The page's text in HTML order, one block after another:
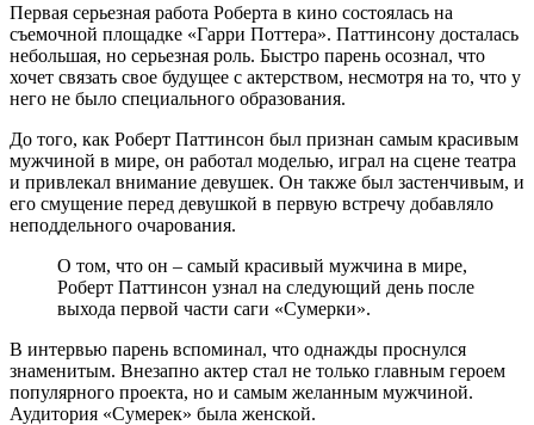
Первая серьезная работа Роберта в кино состоялась на
съемочной площадке «Гарри Поттера». Паттинсону досталась
небольшая, но серьезная роль. Быстро парень осознал, что
хочет связать свое будущее с актерством, несмотря на то, что у
него не было специального образования.
До того, как Роберт Паттинсон был признан самым красивым
мужчиной в мире, он работал моделью, играл на сцене театра
и привлекал внимание девушек. Он также был застенчивым, и
его смущение перед девушкой в первую встречу добавляло
неподдельного очарования.
О том, что он – самый красивый мужчина в мире,
Роберт Паттинсон узнал на следующий день после
выхода первой части саги «Сумерки».
В интервью парень вспоминал, что однажды проснулся
знаменитым. Внезапно актер стал не только главным героем
популярного проекта, но и самым желанным мужчиной.
Аудитория «Сумерек» была женской.